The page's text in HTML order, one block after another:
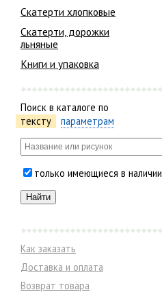
Скатерти хлопковые
Скатерти, дорожки
льняные
Книги и упаковка
Поиск в каталоге по
тексту
параметрам
только имеющиеся в наличии
Как заказать
Доставка и оплата
Возврат товара